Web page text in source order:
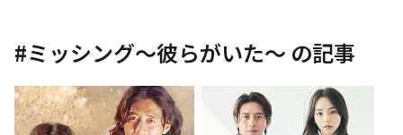
#ミッシング～彼らがいた～ の記事